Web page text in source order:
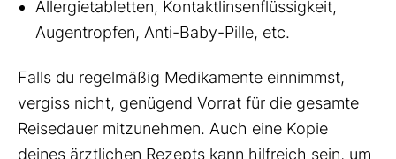
Allergietabletten, Kontaktlinsenflüssigkeit,
Augentropfen, Anti-Baby-Pille, etc.
Falls du regelmäßig Medikamente einnimmst,
vergiss nicht, genügend Vorrat für die gesamte
Reisedauer mitzunehmen. Auch eine Kopie
deines ärztlichen Rezepts kann hilfreich sein, um